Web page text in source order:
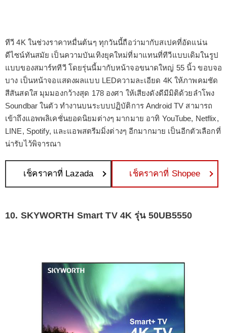
ทีวี 4K ในช่วงราคาหมื่นต้นๆ ทุกวันนี้ถือว่ามากับสเปคที่อัดแน่น
ดีไซน์ทันสมัย เป็นความบันเทิงยุคใหม่ที่มาแทนที่ทีวีแบบเดิมในรูป
แบบของสมาร์ททีวี โดยรุ่นนี้มากับหน้าจอขนาดใหญ่ 55 นิ้ว ขอบจอ
บาง เป็นหน้าจอแสดงผลแบบ LEDความละเอียด 4K ให้ภาพคมชัด
สีสันสดใส มุมมองกว้างสุด 178 องศา ให้เสียงดังดีมีมิติด้วยลำโพง
Soundbar ในตัว ทำงานบนระบบปฏิบัติการ Android TV สามารถ
เข้าถึงแอพพลิเคชั่นยอดนิยมต่างๆ มากมาย อาทิ YouTube, Netflix,
LINE, Spotify, และแอพสตรีมมิ่งต่างๆ อีกมากมาย เป็นอีกตัวเลือกที่
น่ารับไว้พิจารณา
เช็คราคาที่ Lazada เช็คราคาที่ Shopee
10. SKYWORTH Smart TV 4K รุ่น 50UB5550